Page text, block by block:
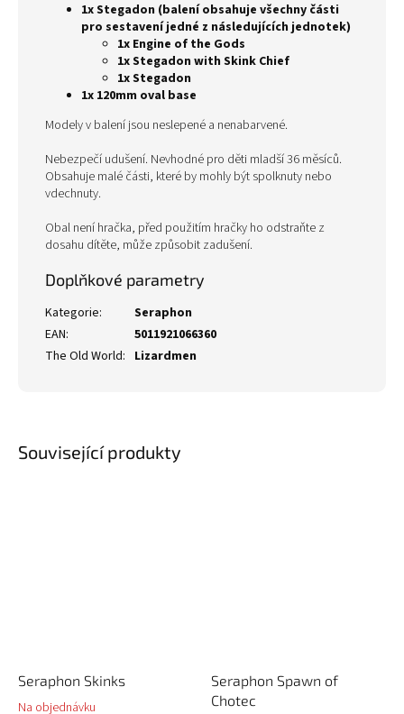
Související produkty
Seraphon Skinks
Na objednávku
Seraphon Spawn of
Chotec
1x Stegadon (balení obsahuje všechny části
pro sestavení jedné z následujících jednotek)
1x Engine of the Gods
1x Stegadon with Skink Chief
1x Stegadon
1x 120mm oval base
Modely v balení jsou neslepené a nenabarvené.
Nebezpečí udušení. Nevhodné pro děti mladší 36 měsíců.
Obsahuje malé části, které by mohly být spolknuty nebo
vdechnuty.
Obal není hračka, před použitím hračky ho odstraňte z
dosahu dítěte, může způsobit zadušení.
Doplňkové parametry
Kategorie:
Seraphon
EAN:
5011921066360
The Old World: Lizardmen